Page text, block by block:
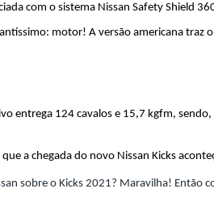
com o sistema Nissan Safety Shield
motor! A versão americana traz
entrega 124 cavalos e 15,7 kgfm,
a chegada do novo Nissan Kicks
sobre o Kicks 2021? Maravilha! Então